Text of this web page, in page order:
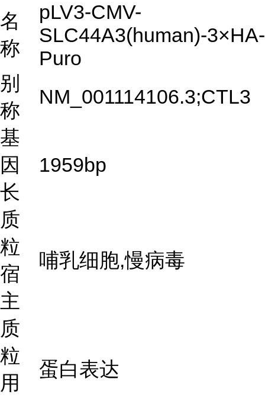
名
称
pLV3-CMV-
SLC44A3(human)-3×HA-
Puro
别
称
NM_001114106.3;CTL3
基
因
长
1959bp
质
粒
宿
主
哺乳细胞,慢病毒
质
粒
用
蛋白表达